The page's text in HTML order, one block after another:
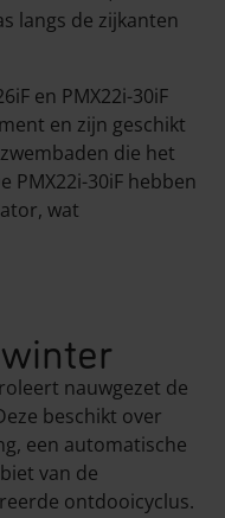
langs de zijkanten
en PMX22i-30iF
en zijn geschikt
die het
PMX22i-30iF hebben
wat
nauwgezet de
beschikt over
een automatische
van de
ontdooicyclus.